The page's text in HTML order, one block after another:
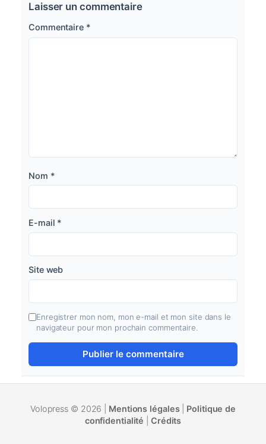
Laisser un commentaire
Commentaire *
Nom *
E-mail *
Site web
Enregistrer mon nom, mon e-mail et mon site dans le
navigateur pour mon prochain commentaire.
Volopress © 2026 | Mentions légales| Politique de
confidentialité
Crédits